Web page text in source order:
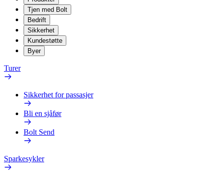
Tjen med Bolt
Bedrift
Sikkerhet
Kundestøtte
Byer
Turer
Sikkerhet for passasjer
Bli en sjåfør
Bolt Send
Sparkesykler